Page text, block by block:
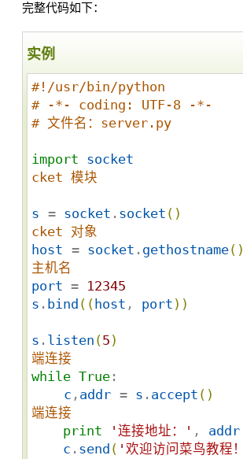
完整代码如下：
实例
#!/usr/bin/python
# -*- coding: UTF-8 -*-
# 文件名：server.py
import socket
cket 模块
s = socket . socket ( )
cket 对象
host = socket . gethostname( )
主机名
port = 12345
s . bind ( ( host , port ) )
s . listen (5 )
端连接
while True :
c , addr = s . accept ( )
端连接
print
' 连接地址： ' , addr
c . send ( ' 欢迎访问菜鸟教程！